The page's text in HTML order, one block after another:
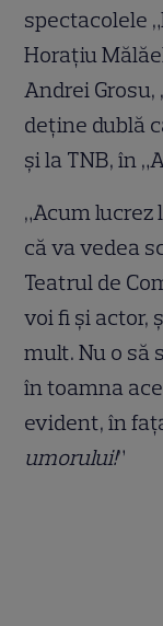
spectacolele
Horaţiu
Andrei Grosu,
deţine dublă
şi la TNB, în
„Acum
că va vedea
Teatrul de
voi fi şi actor,
mult. Nu o să
în toamna
evident, în
umorului!”